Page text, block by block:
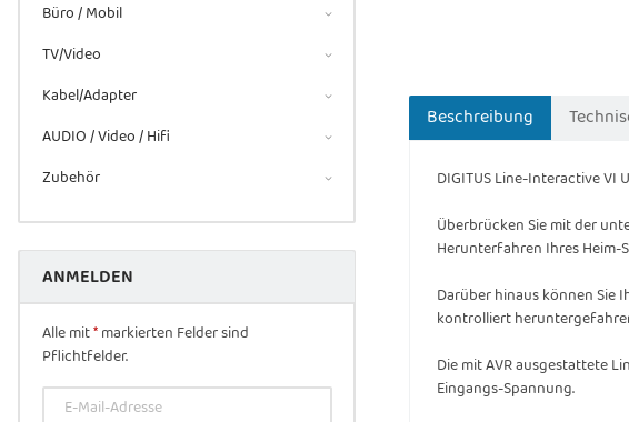
Beschreibung
DIGITUS Line-Interactive VI
Überbrücken Sie mit der
Herunterfahren Ihres Heim-
Darüber hinaus können Sie
kontrolliert
Die mit AVR ausgestattete
Eingangs-Spannung.
Büro / Mobil
TV/Video
Kabel/Adapter
AUDIO / Video / Hifi
Zubehör
ANMELDEN
Alle mit*markierten Felder sind
Pflichtfelder.
E-Mail-Adresse